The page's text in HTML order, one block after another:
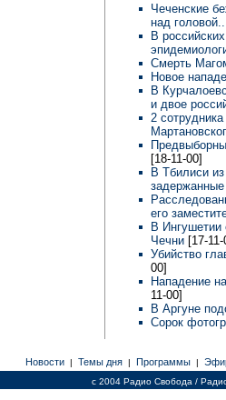
Чеченские
над
В
Смерть
Новое
В
и двое
2
[18-11-00]
В Тбилиси
его
В Ингушетии
Чечни [17-
Убийство
00]
Нападение
11-00]
В Аргуне
Сорок
Новости | Темы дня | Программы |
c 2004 Радио Свобода /